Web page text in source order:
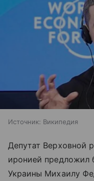
Источник: Википедия
Депутат Верховной
иронией
Украины Михаилу